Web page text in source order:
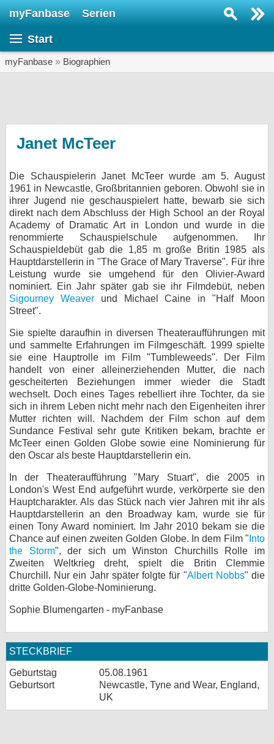
myFanbase Serien
Start
myFanbase » Biographien
Janet McTeer
Die Schauspielerin Janet McTeer wurde am 5. August
1961 in Newcastle, Großbritannien geboren. Obwohl sie in
ihrer Jugend nie geschauspielert hatte, bewarb sie sich
direkt nach dem Abschluss der High School an der Royal
Academy of Dramatic Art in London und wurde in die
renommierte Schauspielschule aufgenommen. Ihr
Schauspieldebüt gab die 1,85 m große Britin 1985 als
Hauptdarstellerin in "The Grace of Mary Traverse". Für ihre
Leistung wurde sie umgehend für den Olivier-Award
nominiert. Ein Jahr später gab sie ihr Filmdebüt, neben
Sigourney Weaverund Michael Caine in "Half Moon
Street".
Sie spielte daraufhin in diversen Theateraufführungen mit
und sammelte Erfahrungen im Filmgeschäft. 1999 spielte
sie eine Hauptrolle im Film "Tumbleweeds". Der Film
handelt von einer alleinerziehenden Mutter, die nach
gescheiterten Beziehungen immer wieder die Stadt
wechselt. Doch eines Tages rebelliert ihre Tochter, da sie
sich in ihrem Leben nicht mehr nach den Eigenheiten ihrer
Mutter richten will. Nachdem der Film schon auf dem
Sundance Festival sehr gute Kritiken bekam, brachte er
McTeer einen Golden Globe sowie eine Nominierung für
den Oscar als beste Hauptdarstellerin ein.
In der Theateraufführung "Mary Stuart", die 2005 in
London's West End aufgeführt wurde, verkörperte sie den
Hauptcharakter. Als das Stück nach vier Jahren mit ihr als
Hauptdarstellerin an den Broadway kam, wurde sie für
einen Tony Award nominiert. Im Jahr 2010 bekam sie die
Chance auf einen zweiten Golden Globe. In dem Film " Into
the Storm", der sich um Winston Churchills Rolle im
Zweiten Weltkrieg dreht, spielt die Britin Clemmie
Churchill. Nur ein Jahr später folgte für "Albert Nobbs" die
dritte Golden-Globe-Nominierung.
Sophie Blumengarten - myFanbase
STECKBRIEF
Geburtstag
05.08.1961
Geburtsort
Newcastle, Tyne and Wear, England,
UK
KULTUR
Specials
SERVICE
Gewinnspiele
Forum
bei X
Kontakt
Nutzungsbedingungen
Datenschutz
Cookie-Einstellungen
Desktop-Ansicht
myFanbase